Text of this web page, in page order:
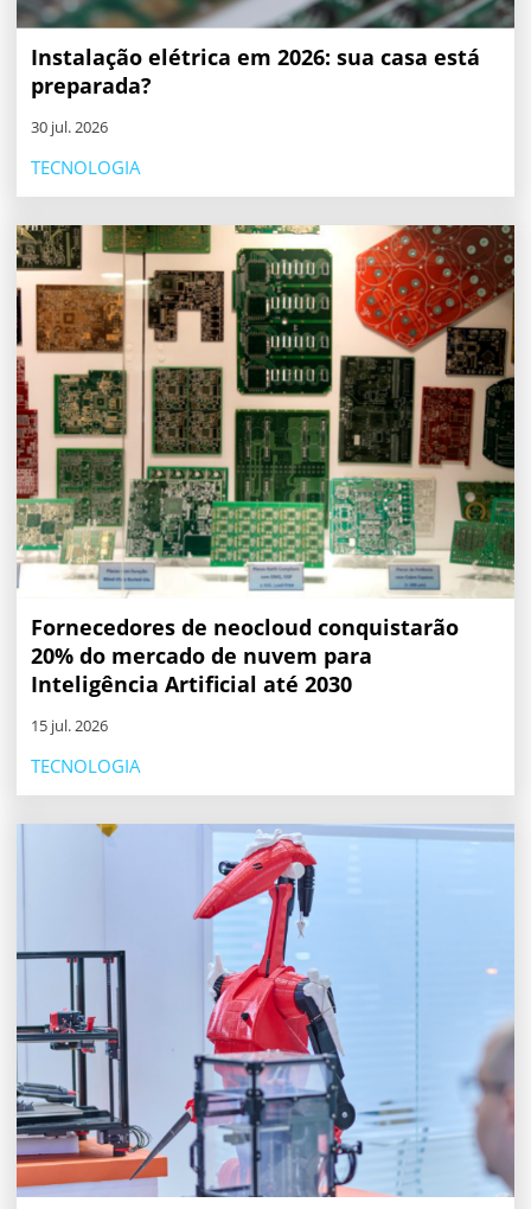
Instalação elétrica em 2026: sua casa está
preparada?
30 jul. 2026
TECNOLOGIA
Fornecedores de neocloud conquistarão
20% do mercado de nuvem para
Inteligência Artificial até 2030
15 jul. 2026
TECNOLOGIA